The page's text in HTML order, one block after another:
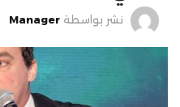
نشر بواسطة Manager